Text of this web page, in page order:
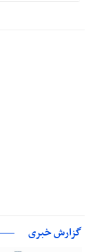
گزارش خبری